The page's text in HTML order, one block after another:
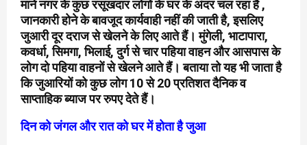
माने नगर के कुछ रसूखदार लोगों के घर के अंदर चल रहा है ,
जानकारी होने के बावजूद कार्यवाही नहीं की जाती है, इसलिए
जुआरी दूर दराज से खेलने के लिए आते हैं। मुंगेली, भाटापारा,
कवर्धा, सिमगा, भिलाई, दुर्ग से चार पहिया वाहन और आसपास के
लोग दो पहिया वाहनों से खेलने आते हैं। बताया तो यह भी जाता है
कि जुआरियों को कुछ लोग 10 से 20 प्रतिशत दैनिक व
साप्ताहिक ब्याज पर रुपए देते हैं।
दिन को जंगल और रात को घर में होता है जुआ